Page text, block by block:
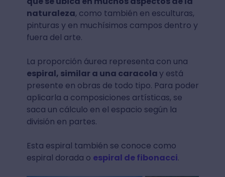
naturaleza, como también en esculturas,
pinturas y en muchísimos campos dentro y
fuera del arte.
La proporción áurea representa con una
espiral, similar a una caracolay está
presente en obras de todo tipo. Para poder
aplicarla a composiciones artísticas, se
saca un cálculo en el espacio según la
división en partes.
Esta espiral también se conoce como
espiral dorada o espiral de fibonacci.